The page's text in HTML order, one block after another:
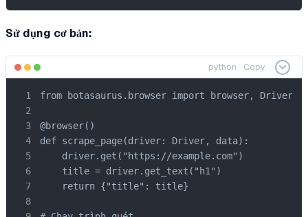
Sử dụng cơ bản:
python Copy
from botasaurus.browser import browser, Driver
@browser()
def scrape_page(driver: Driver, data):
    driver.get("https://example.com")
    title = driver.get_text("h1")
    return {"title": title}